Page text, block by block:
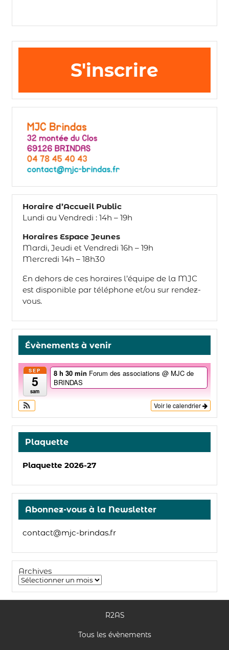
S'inscrire
Horaire d’Accueil Public
Lundi au Vendredi : 14h – 19h
Horaires Espace Jeunes
Mardi, Jeudi et Vendredi 16h – 19h
Mercredi 14h – 18h30
En dehors de ces horaires l’équipe de la MJC
est disponible par téléphone et/ou sur rendez-
vous.
Évènements à venir
SEP
5
sam
8 h 30 min Forum des associations @ MJC de
BRINDAS
Voir le calendrier
Plaquette
Plaquette 2026-27
Abonnez-vous à la Newsletter
contact@mjc-brindas.fr
Archives
R2AS
Tous les évènements